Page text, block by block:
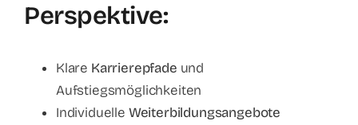
Perspektive:
Klare Karrierepfade und
Aufstiegsmöglichkeiten
Individuelle Weiterbildungsangebote